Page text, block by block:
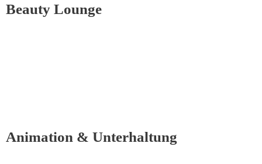
Beauty Lounge
Animation & Unterhaltung